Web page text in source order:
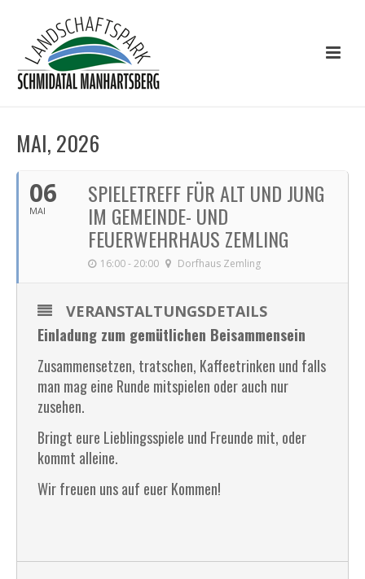
MAI, 2026
06
MAI
SPIELETREFF FÜR ALT UND JUNG
IM GEMEINDE- UND
FEUERWEHRHAUS ZEMLING
16:00 - 20:00 Dorfhaus Zemling
VERANSTALTUNGSDETAILS
Einladung zum gemütlichen Beisammensein
Zusammensetzen, tratschen, Kaffeetrinken und falls
man mag eine Runde mitspielen oder auch nur
zusehen.
Bringt eure Lieblingsspiele und Freunde mit, oder
kommt alleine.
Wir freuen uns auf euer Kommen!